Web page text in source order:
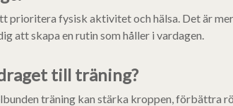
prioritera fysisk aktivitet och hälsa. Det är
att skapa en rutin som håller i vardagen.
till träning?
träning kan stärka kroppen, förbättra